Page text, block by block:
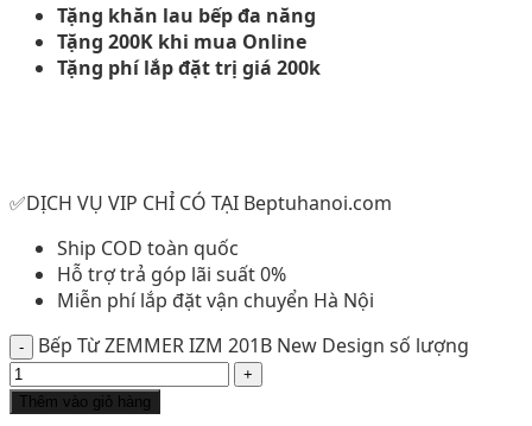
Tặng khăn lau bếp đa năng
Tặng 200K khi mua Online
Tặng phí lắp đặt trị giá 200k
✅DỊCH VỤ VIP CHỈ CÓ TẠI Beptuhanoi.com
Ship COD toàn quốc
Hỗ trợ trả góp lãi suất 0%
Miễn phí lắp đặt vận chuyển Hà Nội
Bếp Từ ZEMMER IZM 201B New Design số lượng
Thêm vào giỏ hàng